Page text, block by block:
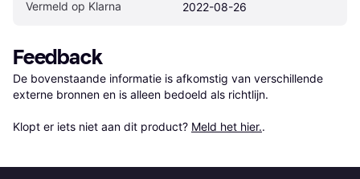
Vermeld op Klarna 2022-08-26
Feedback
De bovenstaande informatie is afkomstig van verschillende
externe bronnen en is alleen bedoeld als richtlijn.
Klopt er iets niet aan dit product? Meld het hier..